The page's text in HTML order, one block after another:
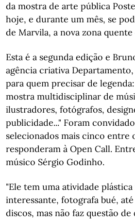
da mostra de arte pública
hoje, e durante um mês, se
de Marvila, a nova zona quente
Esta é a segunda edição e
agência criativa
para quem precisar de
mostra multidisciplinar de
ilustradores, fotógrafos,
publicidade..." Foram
selecionados mais cinco entre
responderam à Open Call.
músico Sérgio Godinho.
"Ele tem uma atividade
interessante, fotografa bué, até
discos, mas não faz questão de